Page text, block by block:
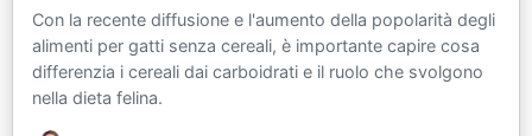
Con la recente diffusione e l'aumento della popolarità degli
alimenti per gatti senza cereali, è importante capire cosa
differenzia i cereali dai carboidrati e il ruolo che svolgono
nella dieta felina.